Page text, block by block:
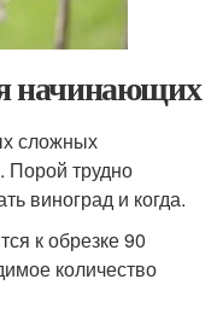
начинающих
сложных
Порой трудно
виноград и когда.
к обрезке 90
количество